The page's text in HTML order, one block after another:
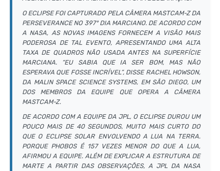
O ECLIPSE FOI CAPTURADO PELA CÂMERA MASTCAM-Z DA
PERSEVERANCE NO 397º DIA MARCIANO. DE ACORDO COM
A NASA, AS NOVAS IMAGENS FORNECEM A VISÃO MAIS
PODEROSA DE TAL EVENTO, APRESENTANDO UMA ALTA
TAXA DE QUADROS NÃO USADA ANTES NA SUPERFÍCIE
MARCIANA. “EU SABIA QUE IA SER BOM, MAS NÃO
ESPERAVA QUE FOSSE INCRÍVEL”, DISSE RACHEL HOWSON,
DA MALIN SPACE SCIENCE SYSTEMS, EM SÃO DIEGO, UM
DOS MEMBROS DA EQUIPE QUE OPERA A CÂMERA
MASTCAM-Z.
DE ACORDO COM A EQUIPE DA JPL, O ECLIPSE DUROU UM
POUCO MAIS DE 40 SEGUNDOS, MUITO MAIS CURTO DO
QUE O ECLIPSE SOLAR ENVOLVENDO A LUA NA TERRA.
PORQUE PHOBOS É 157 VEZES MENOR DO QUE A LUA,
AFIRMOU A EQUIPE. ALÉM DE EXPLICAR A ESTRUTURA DE
MARTE A PARTIR DAS OBSERVAÇÕES, A JPL DA NASA